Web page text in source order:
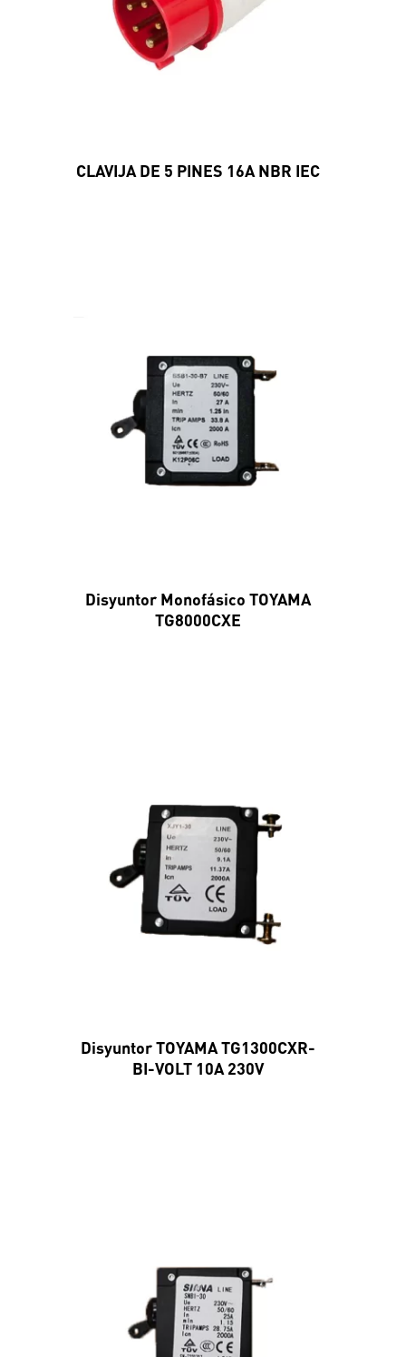
CLAVIJA DE 5 PINES 16A NBR IEC
Disyuntor Monofásico TOYAMA
TG8000CXE
Disyuntor TOYAMA TG1300CXR-
BI-VOLT 10A 230V